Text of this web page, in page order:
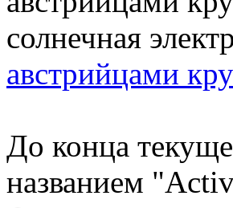
австрийцами
До конца
названием